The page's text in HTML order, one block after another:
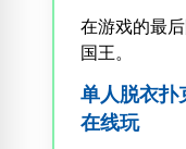
在游戏的最
国王。
单人脱衣扑
在线玩